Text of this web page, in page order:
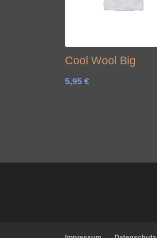
Cool Wool Big
5,95€